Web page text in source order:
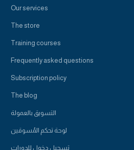
Our services
The store
Training courses
Frequently asked questions
Subscription policy
The blog
التسويق بالعمولة
لوحة تحكم المُسوقين
تسجيل دخول للدورات